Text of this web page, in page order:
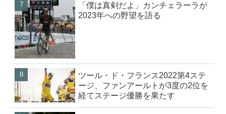
「僕は真剣だよ」カンチェラーラが
2023年への野望を語る
ツール・ド・フランス2022第4ステ
ージ、ファンアールトが3度の2位を
経てステージ優勝を果たす